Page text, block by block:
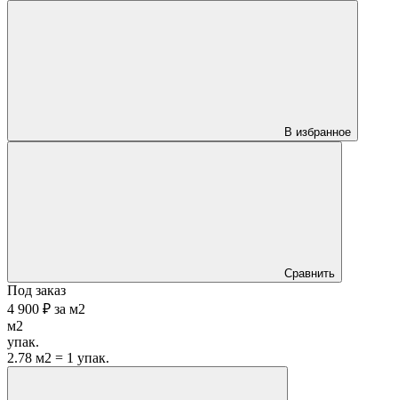
В избранное
Сравнить
Под заказ
4 900 ₽ за м2
м2
упак.
2.78 м2 = 1 упак.